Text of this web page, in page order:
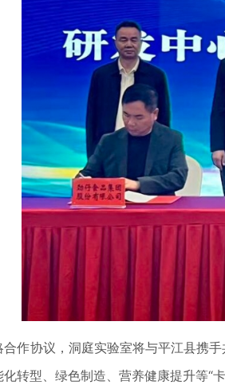
协议，洞庭实验室将与平江县携手
转型、绿色制造、营养健康提升等“